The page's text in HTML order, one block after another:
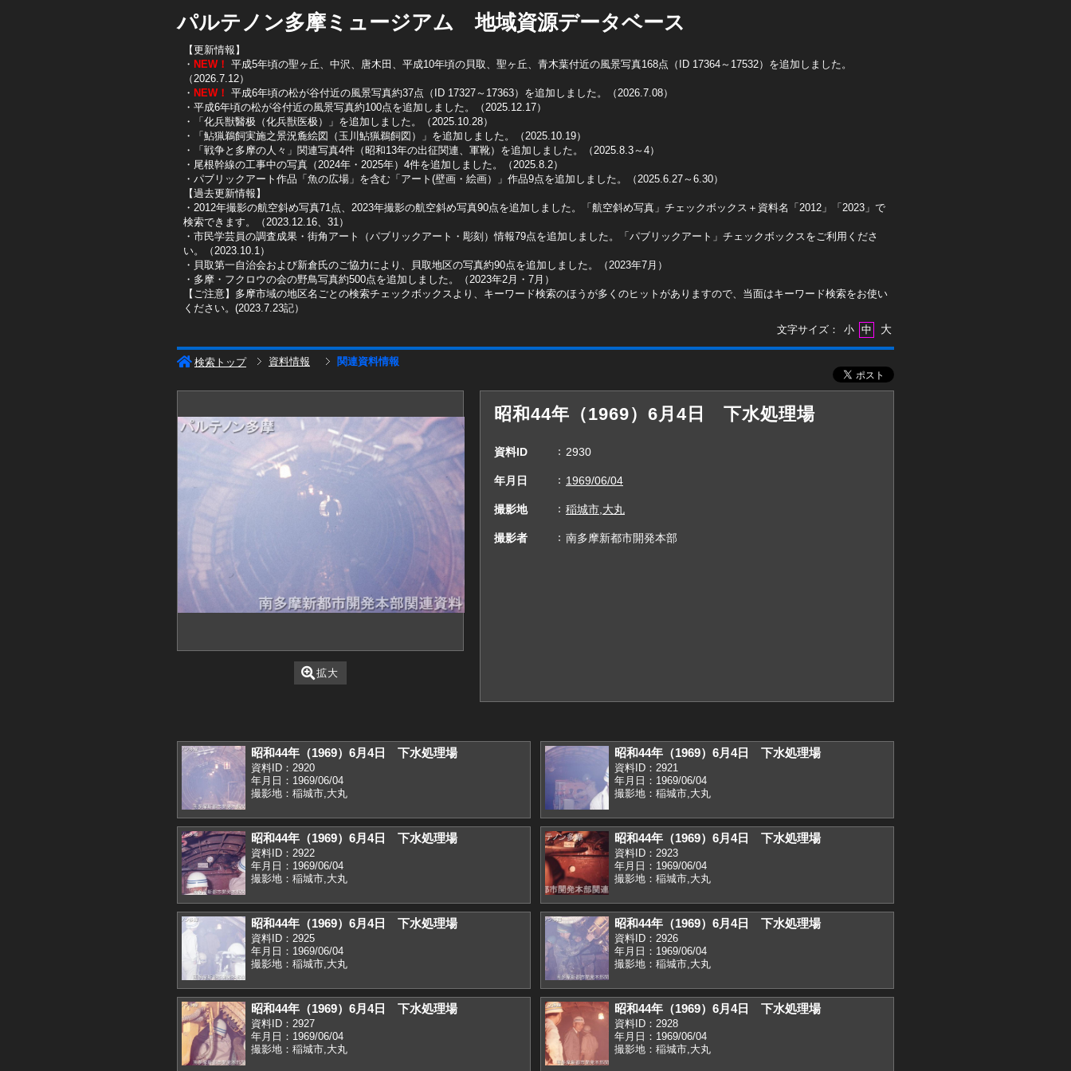
パルテノン多摩ミュージアム 地域資源データベース
【更新情報】
・ NEW！ 平成5年頃の聖ヶ丘、中沢、唐木田、平成10年頃の貝取、聖ヶ丘、青木葉付近の風景写真168点（ID 17364～17532）を追加しました。
（2026.7.12）
・ NEW！ 平成6年頃の松が谷付近の風景写真約37点（ID 17327～17363）を追加しました。（2026.7.08）
・平成6年頃の松が谷付近の風景写真約100点を追加しました。（2025.12.17）
・「化兵獣醫极（化兵獣医极）」を追加しました。（2025.10.28）
・「鮎猟鵜飼実施之景況麁絵図（玉川鮎猟鵜飼図）」を追加しました。（2025.10.19）
​・「戦争と多摩の人々」関連写真4件（昭和13年の出征関連、軍靴）を追加しました。（2025.8.3～4）
​・尾根幹線の工事中の写真（2024年・2025年）4件を追加しました。（2025.8.2）
​・パブリックアート作品「魚の広場」を含む「アート(壁画・絵画）」作品9点を追加しました。（2025.6.27～6.30）
【過去更新情報】
・2012年撮影の航空斜め写真71点、2023年撮影の航空斜め写真90点を追加しました。「航空斜め写真」チェックボックス＋資料名「2012」「2023」で
検索できます。（2023.12.16、31）
​・市民学芸員の調査成果・街角アート（パブリックアート・彫刻）情報79点を追加しました。「パブリックアート」チェックボックスをご利用くださ
い。（2023.10.1）
・貝取第一自治会および新倉氏のご協力により、貝取地区の写真約90点を追加しました。（2023年7月）
・多摩・フクロウの会の野鳥写真約500点を追加しました。（2023年2月・7月）
【ご注意】多摩市域の地区名ごとの検索チェックボックスより、キーワード検索のほうが多くのヒットがありますので、当面はキーワード検索をお使い
ください。(2023.7.23記）
文字サイズ：
小 中 大
検索トップ 資料情報 関連資料情報
拡大
昭和44年（1969）6月4日 下水処理場
資料ID 2930
年月日 1969/06/04
撮影地 稲城市,大丸
撮影者 南多摩新都市開発本部
昭和44年（1969）6月4日 下水処理場
資料ID：2920
年月日：1969/06/04
撮影地：稲城市,大丸
昭和44年（1969）6月4日 下水処理場
資料ID：2921
年月日：1969/06/04
撮影地：稲城市,大丸
昭和44年（1969）6月4日 下水処理場
資料ID：2922
年月日：1969/06/04
撮影地：稲城市,大丸
昭和44年（1969）6月4日 下水処理場
資料ID：2923
年月日：1969/06/04
撮影地：稲城市,大丸
昭和44年（1969）6月4日 下水処理場
資料ID：2925
年月日：1969/06/04
撮影地：稲城市,大丸
昭和44年（1969）6月4日 下水処理場
資料ID：2926
年月日：1969/06/04
撮影地：稲城市,大丸
昭和44年（1969）6月4日 下水処理場
資料ID：2927
年月日：1969/06/04
撮影地：稲城市,大丸
昭和44年（1969）6月4日 下水処理場
資料ID：2928
年月日：1969/06/04
撮影地：稲城市,大丸